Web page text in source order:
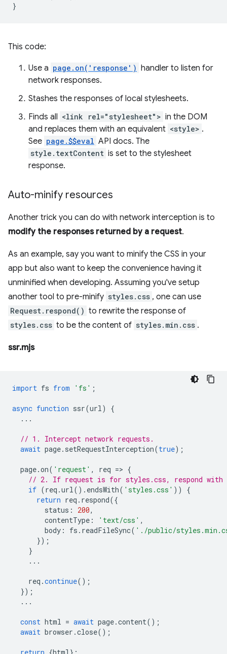
}
This code:
Use a page.on('response') handler to listen for
network responses.
Stashes the responses of local stylesheets.
Finds all <link rel="stylesheet"> in the DOM
and replaces them with an equivalent <style> .
See page.$$eval API docs. The
style.textContent is set to the stylesheet
response.
Auto-minify resources
Another trick you can do with network interception is to
modify the responses returned by a request.
As an example, say you want to minify the CSS in your
app but also want to keep the convenience having it
unminified when developing. Assuming you've setup
another tool to pre-minify styles.css , one can use
Request.respond() to rewrite the response of
styles.css to be the content of styles.min.css .
ssr.mjs
import fs from 'fs' ;
async function ssr(url)
{
...
// 1. Intercept network requests.
await page. setRequestInterception(true);
page.on( 'request' , req => {
// 2. If request is for styles.css, respond with
if (req .url(). endsWith( 'styles.css' ))
{
return req . respond({
status : 200,
contentType : 'text/css' ,
body : fs . readFileSync( './public/
});
}
...
req .continue();
});
...
const html = await page.content();
await browser .close();